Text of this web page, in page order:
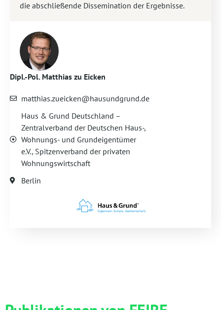
die abschließende Dissemination der Ergebnisse.
Dipl.-Pol. Matthias zu Eicken
matthias.zueicken@hausundgrund.de
Haus & Grund Deutschland –
Zentralverband der Deutschen Haus-,
Wohnungs- und Grundeigentümer
e.V., Spitzenverband der privaten
Wohnungswirtschaft
Berlin